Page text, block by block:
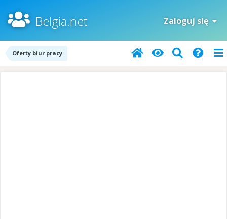
Belgia.net Zaloguj się
Oferty biur pracy